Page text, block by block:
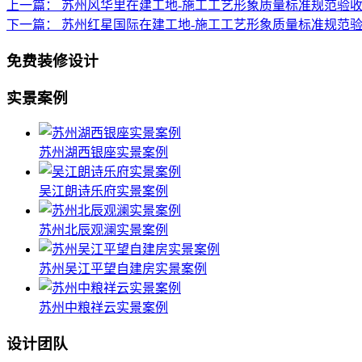
上一篇：
苏州风华里在建工地-施工工艺形象质量标准规范验收
下一篇：
苏州红星国际在建工地-施工工艺形象质量标准规范
免费装修设计
实景案例
苏州湖西银座实景案例
吴江朗诗乐府实景案例
苏州北辰观澜实景案例
苏州吴江平望自建房实景案例
苏州中粮祥云实景案例
设计团队